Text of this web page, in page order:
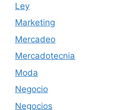
Ley
Marketing
Mercadeo
Mercadotecnia
Moda
Negocio
Negocios